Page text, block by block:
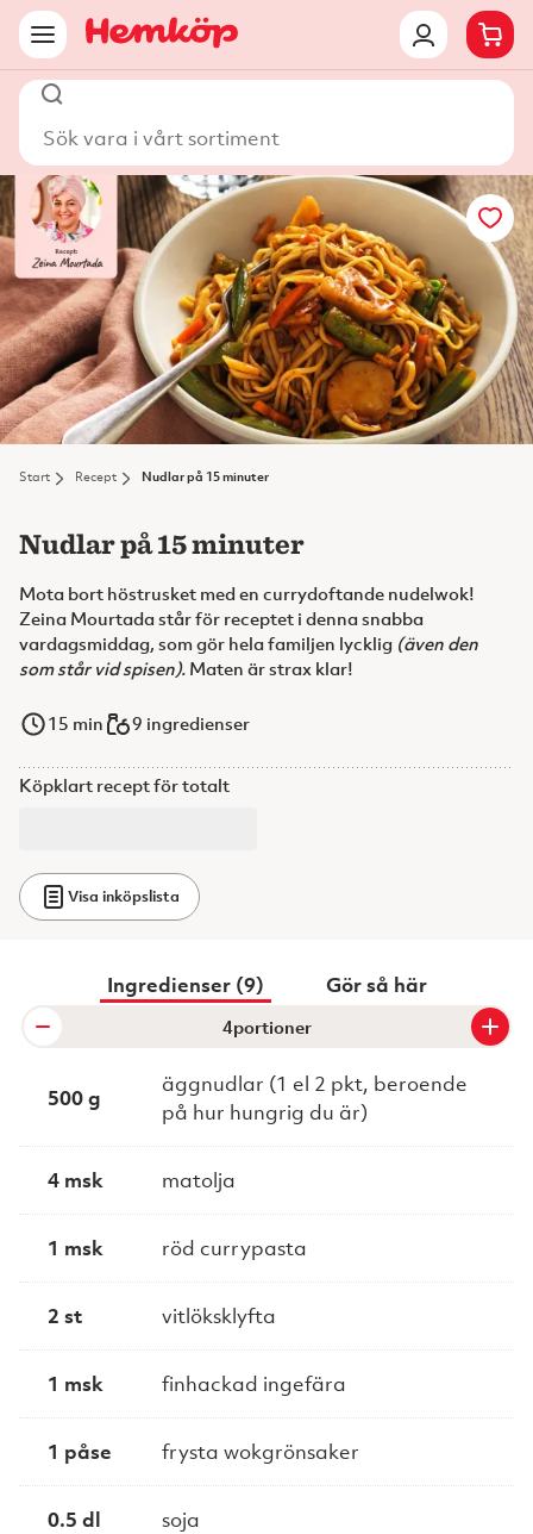
Start Recept Nudlar på 15 minuter
Nudlar på 15 minuter
Mota bort höstrusket med en currydoftande nudelwok!
Zeina Mourtada står för receptet i denna snabba
vardagsmiddag, som gör hela familjen lycklig (även den
som står vid spisen). Maten är strax klar!
15 min 9 ingredienser
Köpklart recept för totalt
Visa inköpslista
Ingredienser (9) Gör så här
portioner
500 g
äggnudlar (1 el 2 pkt, beroende
på hur hungrig du är)
4 msk matolja
1 msk röd currypasta
2 st vitlöksklyfta
1 msk finhackad ingefära
1 påse frysta wokgrönsaker
0.5 dl soja